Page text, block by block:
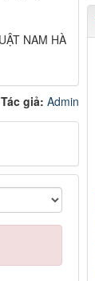
NAM HÀ
Tác giả: Admin